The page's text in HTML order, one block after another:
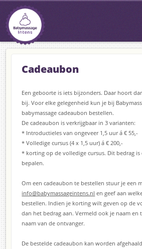
Cadeaubon
Een geboorte is iets bijzonders. Daar hoort
bij. Voor elke gelegenheid kun je bij
babymassage cadeaubon bestellen.
De cadeaubon is verkrijgbaar in 3 varianten:
* Introductieles van ongeveer 1,5 uur á € 55,-
* Volledige cursus (4 x 1,5 uur) á € 200,-
* korting op de volledige cursus. Dit bedrag
bepalen.
Om een cadeaubon te bestellen stuur je een
info@babymassageintens.nl en geef aan
bestellen. Indien je korting wilt geven op de
dan het bedrag aan. Vermeld ook je naam
naam van de ontvanger.
De bestelde cadeaubon kan worden